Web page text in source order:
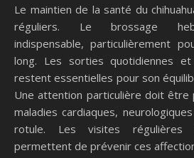
Le maintien de la santé du
réguliers. Le brossage
indispensable, particulièrement
long. Les sorties quotidiennes
restent essentielles pour son
Une attention particulière doit être
maladies cardiaques,
rotule. Les visites régulières
permettent de prévenir ces